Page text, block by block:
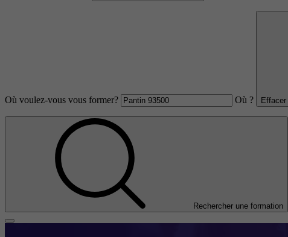
Où voulez-vous vous former? Où ?
Rechercher une formation